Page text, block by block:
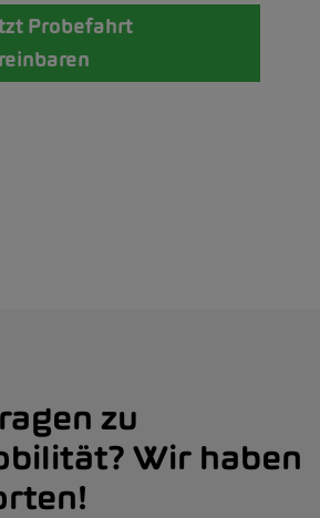
Probefahrt
zu
Wir haben